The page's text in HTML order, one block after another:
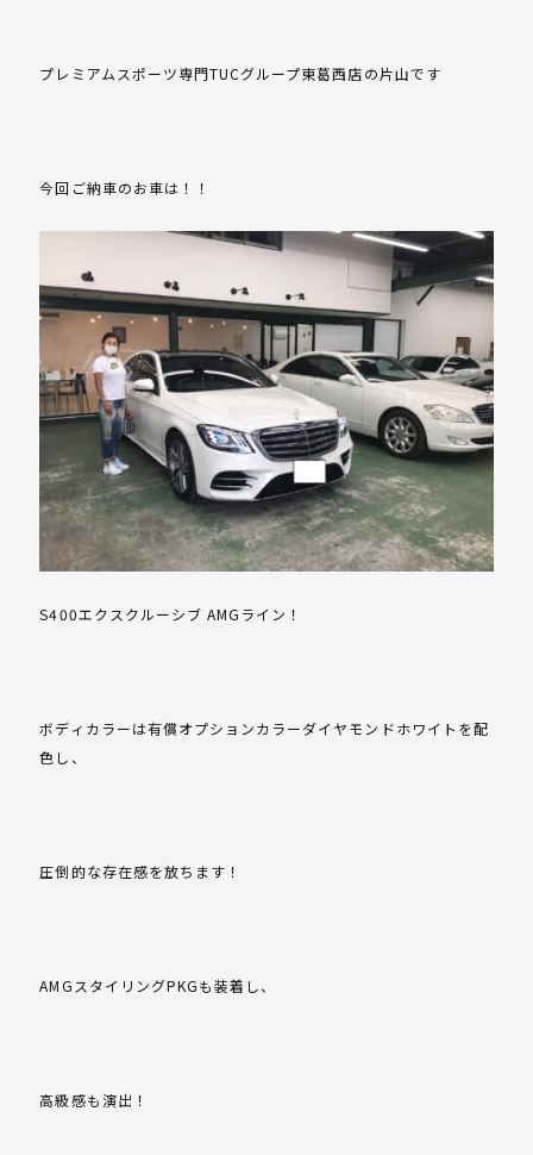
プレミアムスポーツ専門TUCグループ東葛西店の片山です
今回ご納車のお車は！！
S400エクスクルーシブ AMGライン！
ボディカラーは有償オプションカラーダイヤモンドホワイトを配
色し、
圧倒的な存在感を放ちます！
AMGスタイリングPKGも装着し、
高級感も演出！